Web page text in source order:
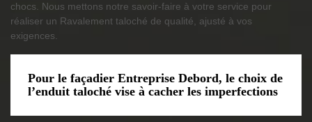
chocs. Nous mettons notre savoir-faire à votre service pour
réaliser un Ravalement taloché de qualité, ajusté à vos
exigences.
Pour le façadier Entreprise Debord, le choix de
l’enduit taloché vise à cacher les imperfections